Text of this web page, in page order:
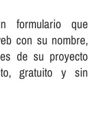
formulario que
con su nombre,
de su proyecto
gratuito y sin